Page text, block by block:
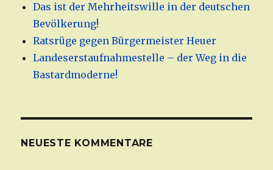
Das ist der Mehrheitswille in der deutschen
Bevölkerung!
Ratsrüge gegen Bürgermeister Heuer
Landeserstaufnahmestelle – der Weg in die
Bastardmoderne!
NEUESTE KOMMENTARE